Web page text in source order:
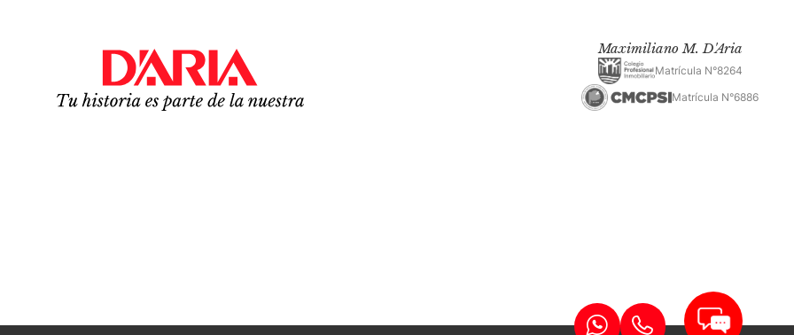
Maximiliano M. D'Aria
Matrícula N°8264
Matrícula N°6886